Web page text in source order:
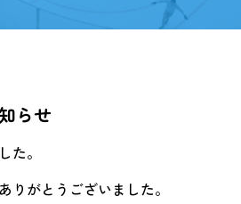
らせ
た。
りがとうございました。